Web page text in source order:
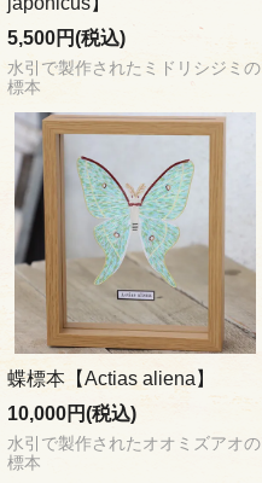
5,500円(税込)
水引で製作されたミドリシジミの
標本
蝶標本【Actias aliena】
10,000円(税込)
水引で製作されたオオミズアオの
標本